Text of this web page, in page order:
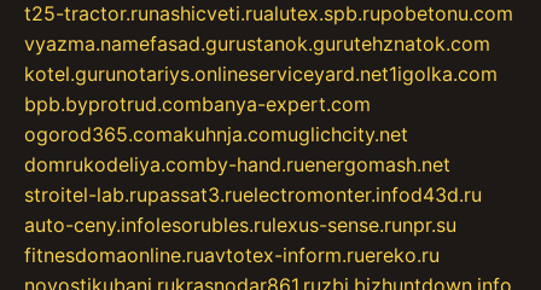
t25-tractor.runashicveti.rualutex.spb.rupobetonu.com
vyazma.namefasad.gurustanok.gurutehznatok.com
kotel.gurunotariys.onlineserviceyard.net1igolka.com
bpb.byprotrud.combanya-expert.com
ogorod365.comakuhnja.comuglichcity.net
domrukodeliya.comby-hand.ruenergomash.net
stroitel-lab.rupassat3.ruelectromonter.infod43d.ru
auto-ceny.infolesorubles.rulexus-sense.runpr.su
fitnesdomaonline.ruavtotex-inform.ruereko.ru
novostikubani.rukrasnodar861.ruzbi.bizhuntdown.info